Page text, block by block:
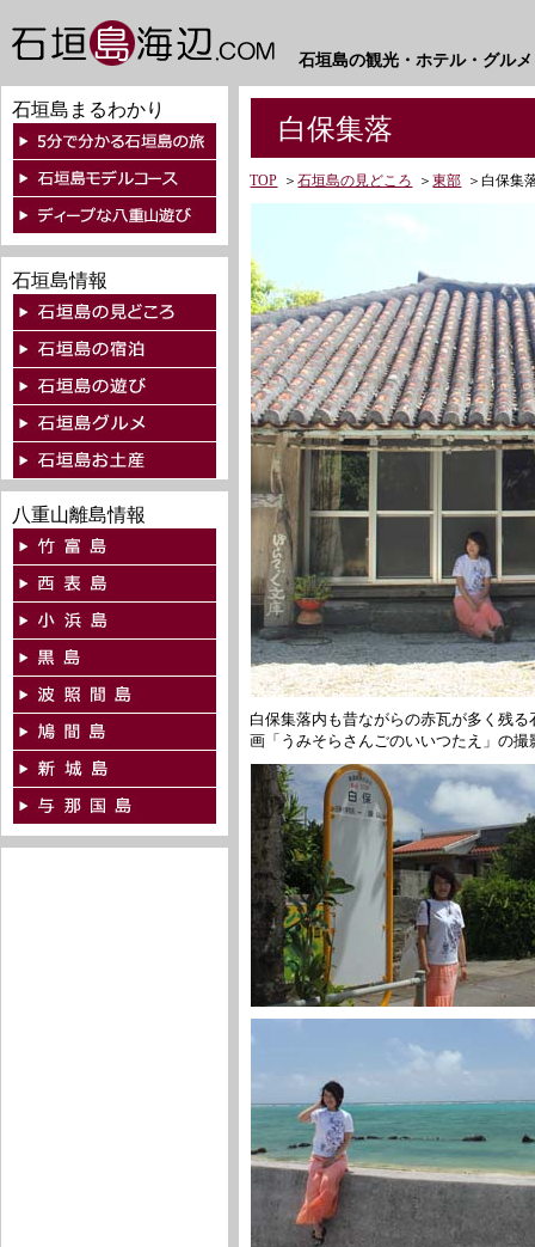
石垣島の観光・ホテル・グル
石垣島まるわかり
石垣島情報
八重山離島情報
白保集落
TOP ＞石垣島の見どころ ＞東部 ＞白保集
白保集落内も昔ながらの赤瓦が多く残
画「うみそらさんごのいいつたえ」の撮